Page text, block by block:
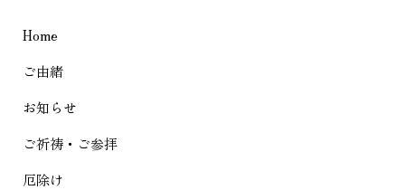
ー
シ
ョ
ン
Home
ご由緒
お知らせ
ご祈祷・ご参拝
厄除け